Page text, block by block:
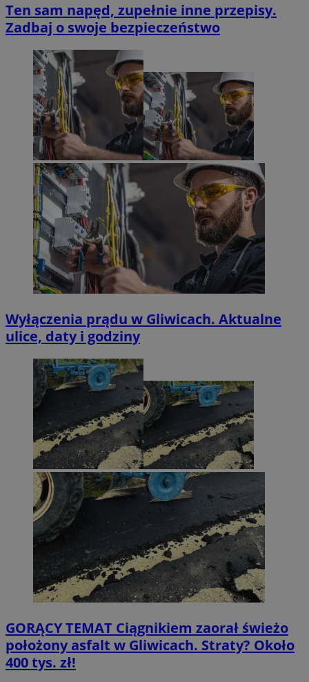
Ten sam napęd, zupełnie inne przepisy.
Zadbaj o swoje bezpieczeństwo
Wyłączenia prądu w Gliwicach. Aktualne
ulice, daty i godziny
GORĄCY TEMAT Ciągnikiem zaorał świeżo
położony asfalt w Gliwicach. Straty? Około
400 tys. zł!